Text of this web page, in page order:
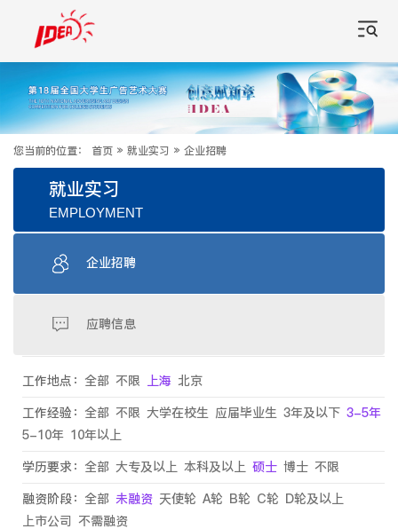
您当前的位置： 首页 » 就业实习 » 企业招聘
就业实习
EMPLOYMENT
企业招聘
应聘信息
工作地点： 全部 不限 上海 北京
工作经验： 全部 不限 大学在校生 应届毕业生 3年及以下 3-5年
5-10年 10年以上
学历要求： 全部 大专及以上 本科及以上 硕士 博士 不限
融资阶段： 全部 未融资 天使轮 A轮 B轮 C轮 D轮及以上
上市公司 不需融资